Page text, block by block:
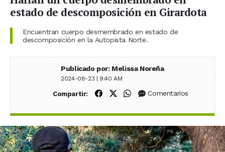
estado de descomposición en Girardota
Encuentran cuerpo desmembrado en estado de
descomposición en la Autopista Norte.
Publicado por: Melissa Noreña
2024-08-23 | 9:40 AM
Compartir: Compartir en Facebook
Compartir en X (Twitter)
Compartir en WhatsApp
Comentarios